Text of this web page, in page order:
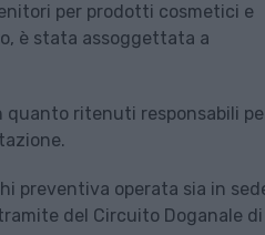
per prodotti cosmetici e
è stata assoggettata a
ritenuti responsabili
preventiva operata sia in
del Circuito Doganale di